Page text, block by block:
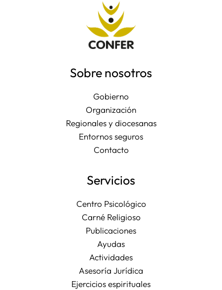
Sobre nosotros
Gobierno
Organización
Regionales y diocesanas
Entornos seguros
Contacto
Servicios
Centro Psicológico
Carné Religioso
Publicaciones
Ayudas
Actividades
Asesoría Jurídica
Ejercicios espirituales